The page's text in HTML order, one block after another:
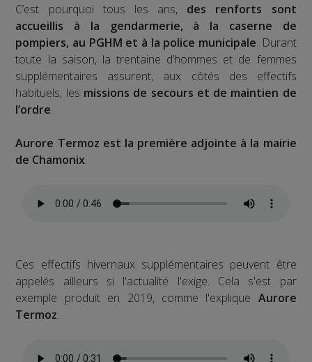
C’est pourquoi tous les ans, des renforts sont
accueillis à la gendarmerie, à la caserne de
pompiers, au PGHM et à la police municipale. Durant
toute la saison, la trentaine d’hommes et de femmes
supplémentaires assurent, aux côtés des effectifs
habituels, les missions de secours et de maintien de
l’ordre.
Aurore Termoz est la première adjointe à la mairie
de Chamonix.
Ces effectifs hivernaux supplémentaires peuvent être
appelés ailleurs si l'actualité l'exige. Cela s'est par
exemple produit en 2019, comme l'explique Aurore
Termoz.